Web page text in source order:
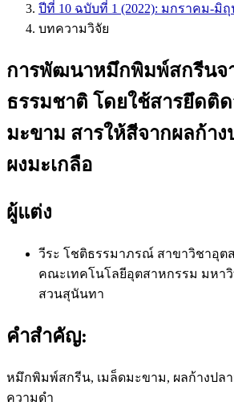
ปีที่ 10 ฉบับที่ 1 (2022): มกราคม-มิถุ
บทความวิจัย
การพัฒนาหมึกพิมพ์สกรีนจ
ธรรมชาติ โดยใช้สารยึดติ
มะขาม สารให้สีจากผลก้าง
ผงมะเกลือ
ผู้แต่ง
วีระ โชติธรรมาภรณ์ สาขาวิชาอุต
คณะเทคโนโลยีอุตสาหกรรม มหา
สวนสุนันทา
คำสำคัญ:
หมึกพิมพ์สกรีน, เมล็ดมะขาม, ผลก้างปลา
ความดำ